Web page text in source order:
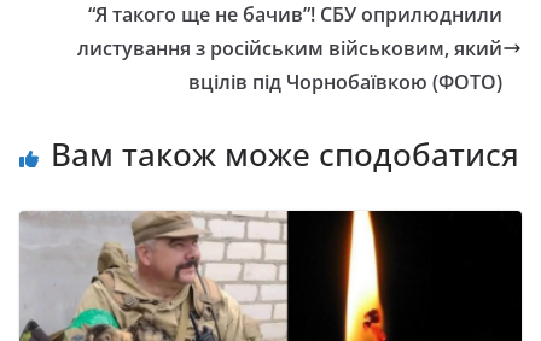
“Я такого ще не бачив”! СБУ оприлюднили
листування з російським військовим, який
вцілів під Чорнобаївкою (ФОТО)
Вам також може сподобатися